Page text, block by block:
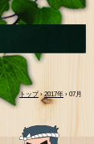
トップ › 2017年 › 07月